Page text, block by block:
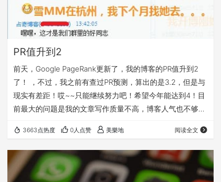
PR值升到2
前天，Google PageRank更新了，我的博客的PR值升到2
了！ ，不过，我之前有查过PR预测，算出的是3.2，但是与
现实有差距！哎~~只能继续努力吧！希望今年能达到4！目
前最大的问题是我的文章写作质量不高，博客人气也不够！
MM，今天重建了独立博客了！她的网站是
http://owchihiro.com/ 尽管她没有君君姐那样多才多艺,也
没有深白色MM的秀外慧中,也没有啊呜啊呜的古灵精怪,但
是，根据我初步接触，她是个很上进，很努力的MM，独自
3663点热度 0人点赞 美樂地 阅读全文